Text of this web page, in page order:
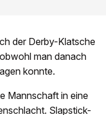
der Derby-Klatsche
man danach
konnte.
Mannschaft in eine
Slapstick-